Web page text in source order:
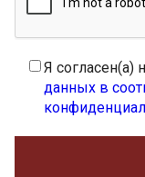
Я согласен(а)
данных в